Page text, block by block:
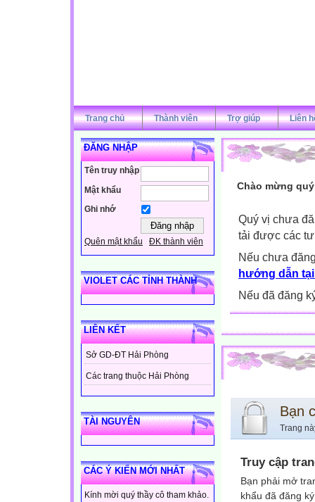
Trang chủ Thành viên Trợ giúp Liên
ĐĂNG NHẬP
Tên truy nhập
Mật khẩu
Ghi nhớ
Quên mật khẩu ĐK thành viên
VIOLET CÁC TỈNH THÀNH
LIÊN KẾT
Sở GD-ĐT Hải Phòng
Các trang thuộc Hải Phòng
TÀI NGUYÊN
CÁC Ý KIẾN MỚI NHẤT
Kính mời quý thầy cô tham khảo.
Chào mừng
Quý vị chưa
tải được các
Nếu chưa
hướng dẫn
Nếu đã đăng
Bạn
Trang
Truy cập
Bạn phải mở
khẩu đã đăng